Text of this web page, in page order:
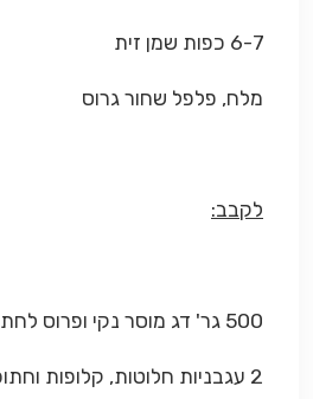
6-7 כפות שמן זית
מלח, פלפל שחור גרוס
לקבב:
500 גר' דג מוסר נקי ופרוס לחתיכות
2 עגבניות חלוטות, קלופות וחתוכות לקוביות